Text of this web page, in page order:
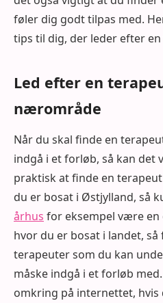
føler dig godt tilpas med.
tips til dig, der leder efter
Led efter en
nærområde
Når du skal finde en
indgå i et forløb, så kan det
praktisk at finde en
du er bosat i Østjylland, så
århus for eksempel være
hvor du er bosat i landet,
terapeuter som du kan
måske indgå i et forløb
omkring på internettet, hvis